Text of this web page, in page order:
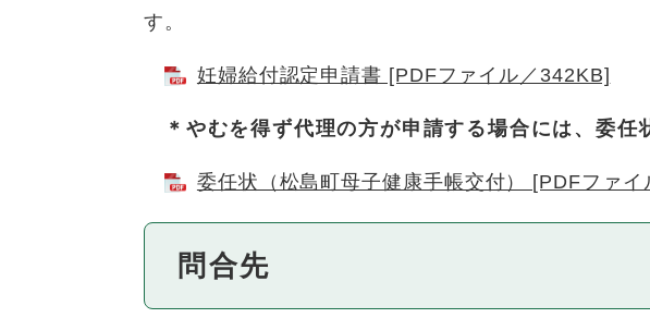
す。
妊婦給付認定申請書 [PDFファイル／342KB]
＊やむを得ず代理の方が申請する場合には、委
委任状（松島町母子健康手帳交付） [PDFファイ
問合先